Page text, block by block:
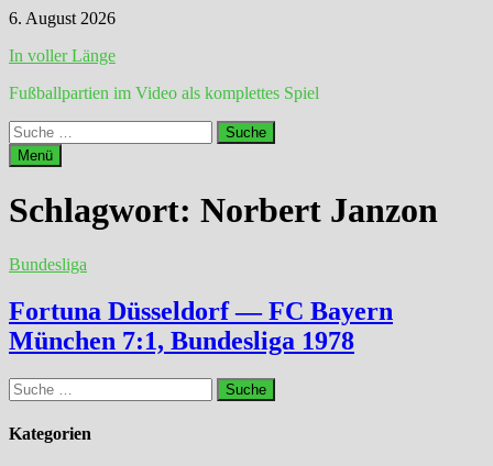
Zum
springen
6. August 2026
In voller Länge
Fußballpartien im Video als komplettes Spiel
Suche
nach:
Menü
Schlagwort: Norbert Janzon
Bundesliga
Fortuna Düsseldorf — FC Bayern
München 7:1, Bundesliga 1978
Suche
nach:
Kategorien